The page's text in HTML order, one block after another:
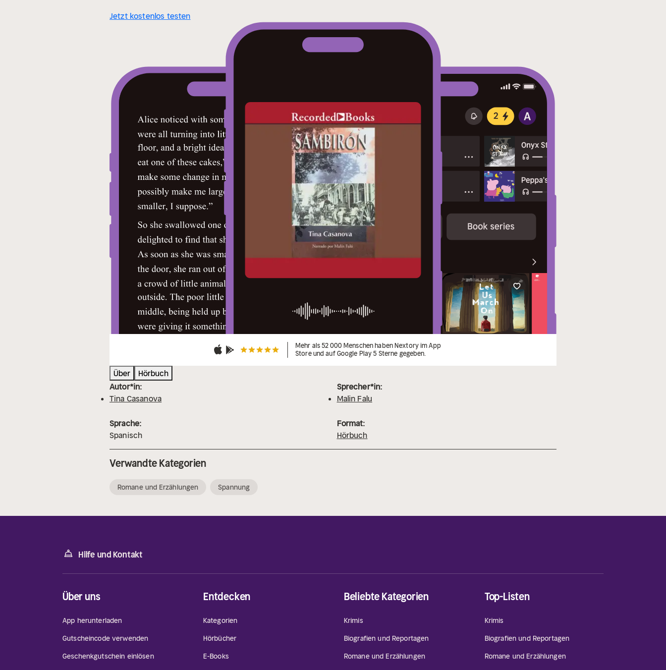
Jetzt kostenlos testen
Mehr als 52 000 Menschen haben Nextory im App
Store und auf Google Play 5 Sterne gegeben.
Über
Hörbuch
Autor*in:
Tina Casanova
Sprecher*in:
Malin Falu
Sprache:
Spanisch
Format:
Hörbuch
Verwandte Kategorien
Romane und Erzählungen Spannung
Hilfe und Kontakt
Über uns
App herunterladen
Gutscheincode verwenden
Geschenkgutschein einlösen
Entdecken
Kategorien
Hörbücher
E-Books
Beliebte Kategorien
Krimis
Biografien und Reportagen
Romane und Erzählungen
Top-Listen
Krimis
Biografien und Reportagen
Romane und Erzählungen